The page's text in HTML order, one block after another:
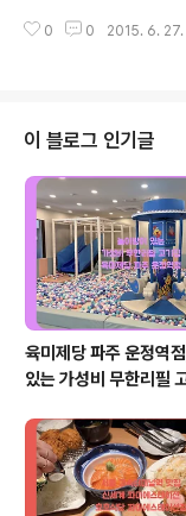
미안 위브 아파트) 연세 소
> 신답육교교차로 할리스
어린이집 지나 바로 옆 래
: 아래 지도 화살표 참고. 래
후 301동 상가 주차장에 주
0 0 2015. 6. 27.
이 블로그 인기글
육미제당 파주 운정역
있는 가성비 무한리필